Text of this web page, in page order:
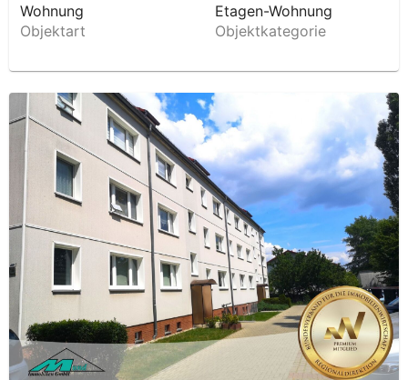
Wohnung
Objektart
Etagen-Wohnung
Objektkategorie